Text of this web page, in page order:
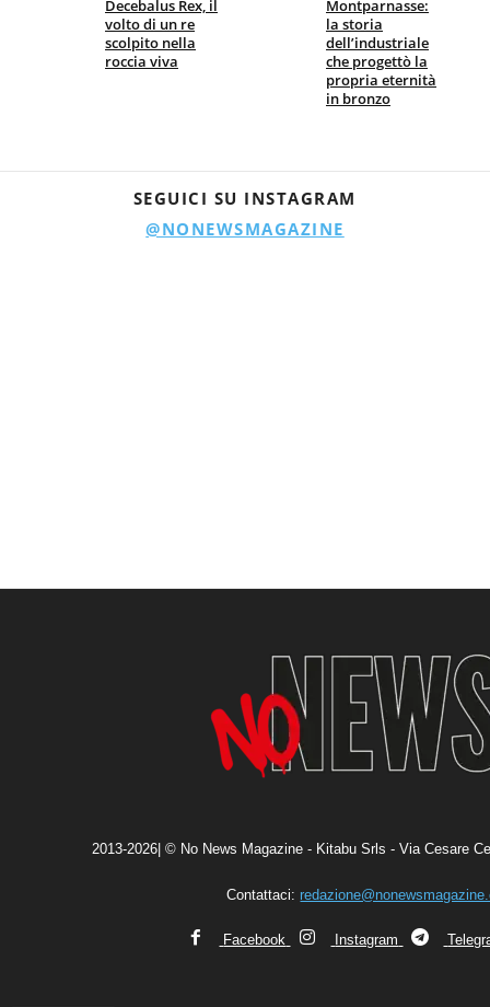
Decebalus Rex, il
volto di un re
scolpito nella
roccia viva
Montparnasse:
la storia
dell’industriale
che progettò la
propria eternità
in bronzo
SEGUICI SU INSTAGRAM
@NONEWSMAGAZINE
2013-2026| © No News Magazine - Kitabu Srls - Via Cesare
Contattaci:
Facebook Instagram